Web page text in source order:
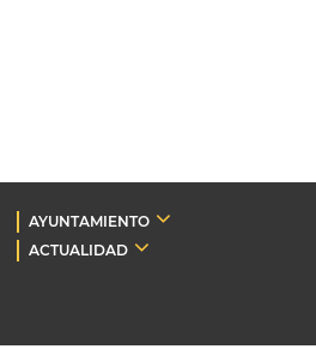
AYUNTAMIENTO
ACTUALIDAD